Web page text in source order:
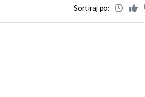
Sortiraj po: